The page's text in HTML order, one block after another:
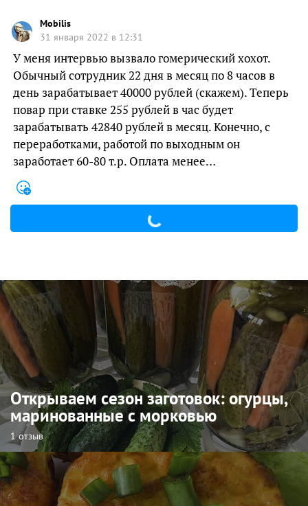
Mobilis
31 января 2022 в 12:31
У меня интервью вызвало гомерический хохот.
Обычный сотрудник 22 дня в месяц по 8 часов в
день зарабатывает 40000 рублей (скажем). Теперь
повар при ставке 255 рублей в час будет
зарабатывать 42840 рублей в месяц. Конечно, с
переработками, работой по выходным он
заработает 60-80 т.р. Оплата менее…
Открываем сезон заготовок: огурцы,
маринованные с морковью
1 отзыв